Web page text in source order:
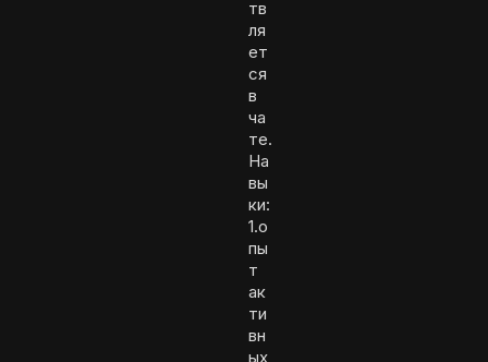
тв
ля
ет
ся
в
ча
те.
На
вы
ки:
1.о
пы
т
ак
ти
вн
ых